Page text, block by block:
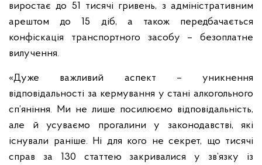
виростає до 51 тисячі гривень, з адміністративним
арештом до 15 діб, а також передбачається
конфіскація транспортного засобу – безоплатне
вилучення.
«Дуже важливий аспект – уникнення
відповідальності за кермування у стані алкогольного
сп’яніння. Ми не лише посилюємо відповідальність,
але й усуваємо прогалини у законодавстві, які
існували раніше. Ні для кого не секрет, що тисячі
справ за 130 статтею закривалися у зв’язку із